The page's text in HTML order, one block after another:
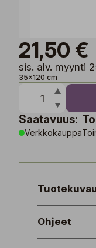
21,50 €
sis. alv. myynti
35x120 cm
Saatavuus:
Verkkokauppa
Ohjeet